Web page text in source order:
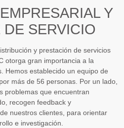
Y
SERVICIO
y prestación de servicios
otorga gran importancia a la
Hemos establecido un equipo de
más de 56 personas. Por un lado,
problemas que encuentran
recogen feedback y
nuestros clientes, para orientar
e investigación.